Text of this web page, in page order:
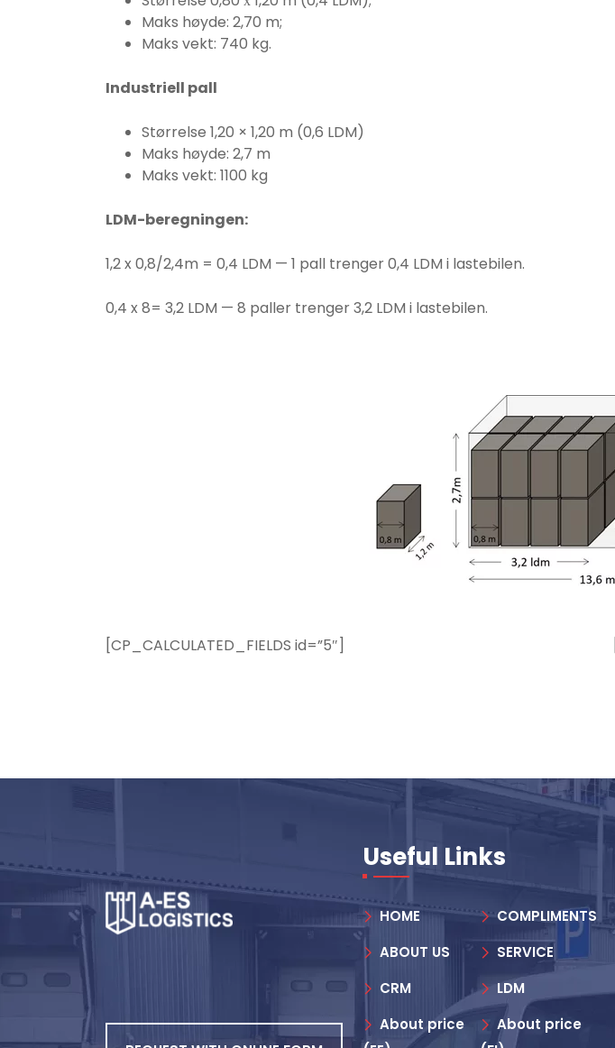
Maks høyde: 2,70 m;
Maks vekt: 740 kg.
Industriell pall
Størrelse 1,20 × 1,20 m (0,6 LDM)
Maks høyde: 2,7 m
Maks vekt: 1100 kg
LDM-beregningen:
1,2 x 0,8/2,4m = 0,4 LDM — 1 pall trenger 0,4 LDM i lastebilen.
0,4 x 8= 3,2 LDM — 8 paller trenger 3,2 LDM i lastebilen.
[CP_CALCULATED_FIELDS id=”5″]
Useful Links
HOME
COMPLIMENTS
ABOUT US
SERVICE
CRM
LDM
About price
About price